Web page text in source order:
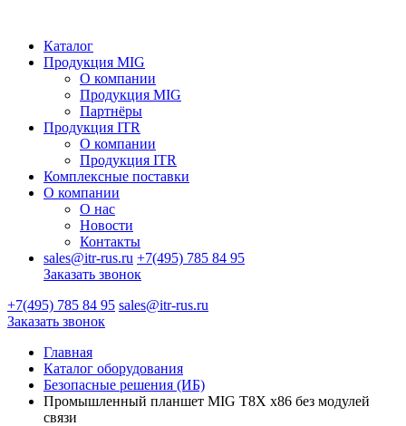
Каталог
Продукция MIG
О компании
Продукция MIG
Партнёры
Продукция ITR
О компании
Продукция ITR
Комплексные поставки
О компании
О нас
Новости
Контакты
sales@itr-rus.ru +7(495) 785 84 95
Заказать звонок
+7(495) 785 84 95 sales@itr-rus.ru
Заказать звонок
Главная
Каталог оборудования
Безопасные решения (ИБ)
Промышленный планшет MIG T8X x86 без модулей
связи